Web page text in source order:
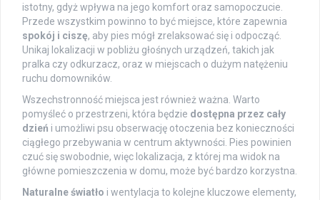
istotny, gdyż wpływa na jego komfort oraz samopoczucie.
Przede wszystkim powinno to być miejsce, które zapewnia
spokój i ciszę, aby pies mógł zrelaksować się i odpocząć.
Unikaj lokalizacji w pobliżu głośnych urządzeń, takich jak
pralka czy odkurzacz, oraz w miejscach o dużym natężeniu
ruchu domowników.
Wszechstronność miejsca jest również ważna. Warto
pomyśleć o przestrzeni, która będzie dostępna przez cały
dzień i umożliwi psu obserwację otoczenia bez konieczności
ciągłego przebywania w centrum aktywności. Pies powinien
czuć się swobodnie, więc lokalizacja, z której ma widok na
główne pomieszczenia w domu, może być bardzo korzystna.
Naturalne światło i wentylacja to kolejne kluczowe elementy,